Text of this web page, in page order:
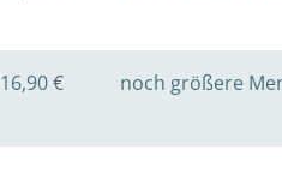
16,90 € noch größere